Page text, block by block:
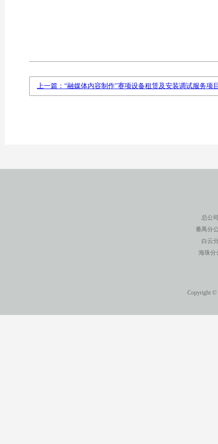
上一篇：“融媒体内容制作”赛项设备租赁及安装调试服务项
总公
番禺分
白云
海珠分
Copyright ©